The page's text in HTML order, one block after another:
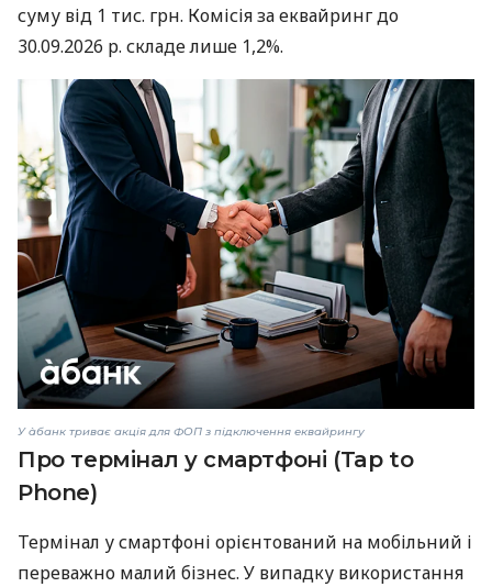
суму від 1 тис. грн. Комісія за еквайринг до
30.09.2026 р. складе лише 1,2%.
У àбанк триває акція для ФОП з підключення еквайрингу
Про термінал у смартфоні (Tap to
Phone)
Термінал у смартфоні орієнтований на мобільний і
переважно малий бізнес. У випадку використання